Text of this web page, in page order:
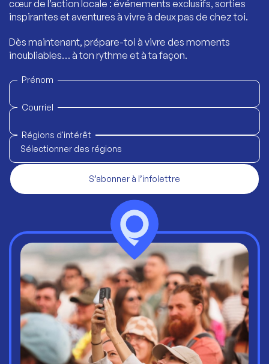
cœur de l’action locale : événements exclusifs, sorties
inspirantes et aventures à vivre à deux pas de chez toi.
Dès maintenant, prépare-toi à vivre des moments
inoubliables… à ton rythme et à ta façon.
Prénom
Courriel
Régions d'intérêt
Sélectionner des régions
S’abonner à l’infolettre